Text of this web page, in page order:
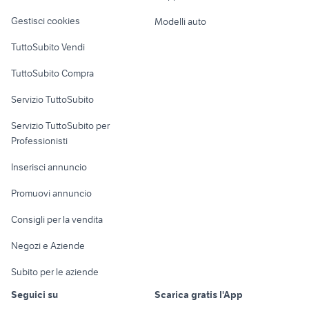
Informatica
Console e
Fotografia
Telefonia
Biciclette
Gestisci cookies
TuttoSubito Vendi
TuttoSubito Compra
Servizio TuttoSubito
Servizio TuttoSubito per
Professionisti
Inserisci annuncio
Promuovi annuncio
Consigli per la vendita
Negozi e Aziende
Subito per le aziende
Modelli auto
Seguici su
Scarica gratis l'App